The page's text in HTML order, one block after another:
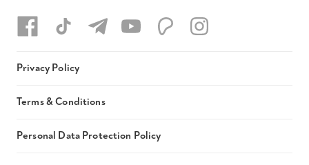
Privacy Policy
Terms & Conditions
Personal Data Protection Policy